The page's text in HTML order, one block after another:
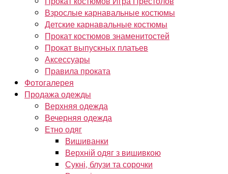
Взрослые карнавальные костюмы
Детские карнавальные костюмы
Прокат костюмов знаменитостей
Прокат выпускных платьев
Аксессуары
Правила проката
Фотогалерея
Продажа одежды
Верхняя одежда
Вечерняя одежда
Етно одяг
Вишиванки
Верхній одяг з вишивкою
Сукні, блузи та сорочки